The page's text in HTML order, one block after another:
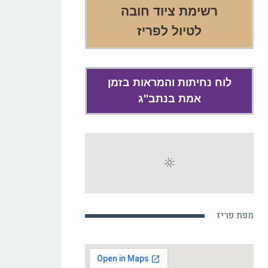
רשימת ציוד חובה
לטיול לפריז
לוח נחיתות והמראות בזמן
אמת בנתב"ג
מפת פריז